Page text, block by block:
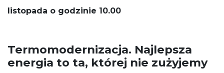
listopada o godzinie 10.00
Termomodernizacja. Najlepsza
energia to ta, której nie zużyjemy